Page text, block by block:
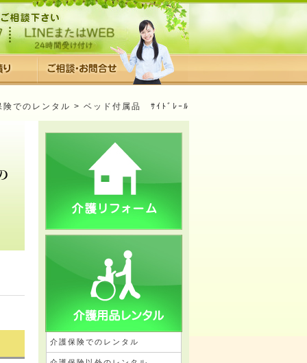
険でのレンタル > ベッド付属品 ｻｲﾄﾞﾚｰﾙ
介護保険でのレンタル